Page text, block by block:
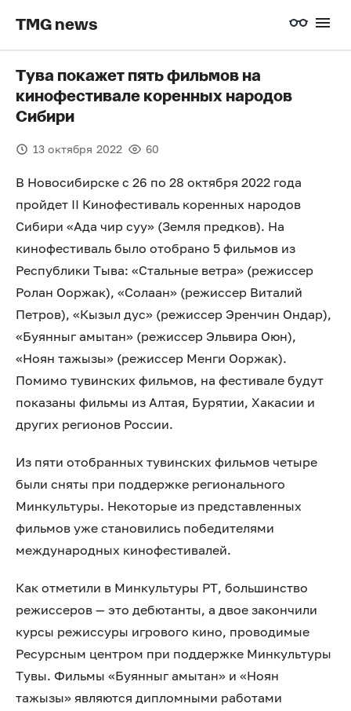
TMG news
Тува покажет пять фильмов на
кинофестивале коренных народов
Сибири
13 октября 2022 60
В Новосибирске с 26 по 28 октября 2022 года
пройдет II Кинофестиваль коренных народов
Сибири «Ада чир суу» (Земля предков). На
кинофестиваль было отобрано 5 фильмов из
Республики Тыва: «Стальные ветра» (режиссер
Ролан Ооржак), «Солаан» (режиссер Виталий
Петров), «Кызыл дус» (режиссер Эренчин Ондар),
«Буянныг амытан» (режиссер Эльвира Оюн),
«Ноян тажызы» (режиссер Менги Ооржак).
Помимо тувинских фильмов, на фестивале будут
показаны фильмы из Алтая, Бурятии, Хакасии и
других регионов России.
Из пяти отобранных тувинских фильмов четыре
были сняты при поддержке регионального
Минкультуры. Некоторые из представленных
фильмов уже становились победителями
международных кинофестивалей.
Как отметили в Минкультуры РТ, большинство
режиссеров — это дебютанты, а двое закончили
курсы режиссуры игрового кино, проводимые
Ресурсным центром при поддержке Минкультуры
Тувы. Фильмы «Буянныг амытан» и «Ноян
тажызы» являются дипломными работами